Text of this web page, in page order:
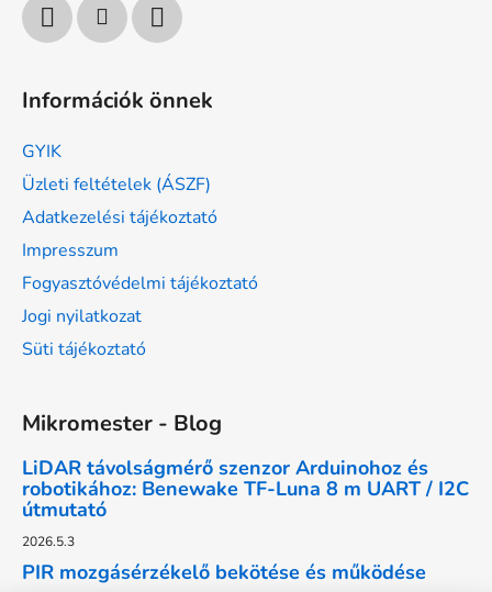
Információk önnek
GYIK
Üzleti feltételek (ÁSZF)
Adatkezelési tájékoztató
Impresszum
Fogyasztóvédelmi tájékoztató
Jogi nyilatkozat
Süti tájékoztató
Mikromester - Blog
LiDAR távolságmérő szenzor Arduinohoz és
robotikához: Benewake TF-Luna 8 m UART / I2C
útmutató
2026.5.3
PIR mozgásérzékelő bekötése és működése